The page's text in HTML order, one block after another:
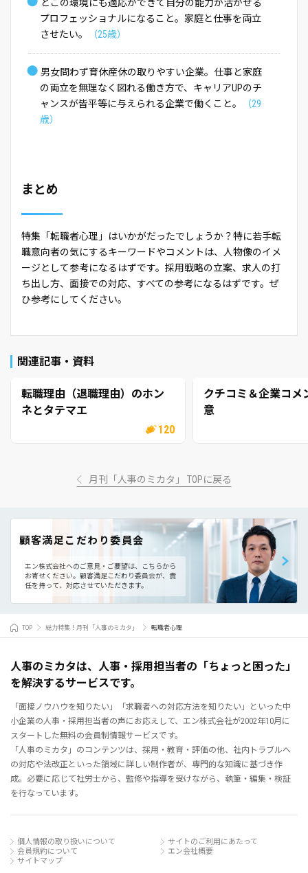
どこの環境にも適応ができて自分の能力が活かせる
プロフェッショナルになること。家庭と仕事を両立
させたい。
（25歳）
● 男女問わず育休産休の取りやすい企業。仕事と家庭
の両立を無理なく図れる働き方で、キャリアUPのチ
ャンスが皆平等に与えられる企業で働くこと。
（29
歳）
まとめ
特集「転職者心理」はいかがだったでしょうか？特に若手転
職意向者の気にするキーワードやコメントは、人物像のイメ
ージとして参考になるはずです。採用戦略の立案、求人の打
ち出し方、面接での対応、すべての参考になるはずです。ぜ
ひ参考にしてください。
関連記事・資料
転職理由（退職理由）のホン
ネとタテマエ
120
クチコミ＆企業コメ
意
月刊「人事のミカタ」 TOPに戻る
顧客満足こだわり委員会
エン株式会社へのご意見・ご要望は、こちらから
お寄せください。 顧客満足こだわり委員会が、責
任を持って、対応させていただきます。
TOP 総力特集！月刊「人事のミカタ」 転職者心理
人事のミカタは、人事・採用担当者の「ちょっと困った」
を解決するサービスです。
「面接ノウハウを知りたい」「求職者への対応方法を知りたい」といった中
小企業の人事・採用担当者の声にお応えして、エン株式会社が2002年10月に
スタートした無料の会員制情報サービスです。
「人事のミカタ」のコンテンツは、採用・教育・評価の他、社内トラブルへ
の対応や法改正といった領域に詳しい制作者が、専門的な知識に基づき作
成。必要に応じて社労士から、監修や指導を受けながら、執筆・編集・検証
を行なっています。
個人情報の取り扱いについて
サイトのご利用にあたって
会員規約について
エン会社概要
サイトマップ